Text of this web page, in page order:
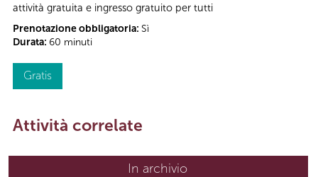
attività gratuita e ingresso gratuito per tutti
Prenotazione obbligatoria: Sì
Durata: 60 minuti
Gratis
Attività correlate
In archivio